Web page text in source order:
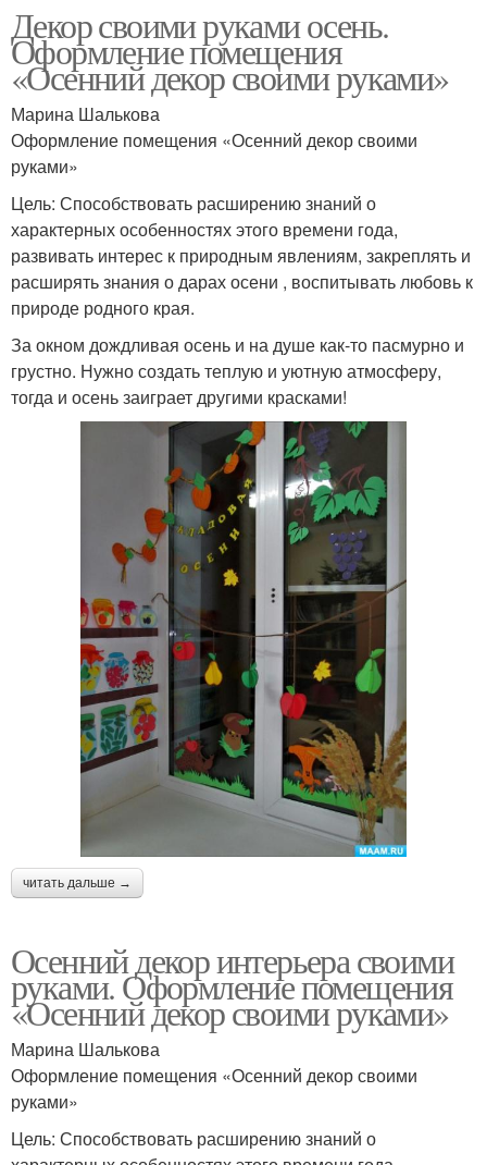
Декор своими руками осень.
Оформление помещения
«Осенний декор своими руками»
Марина Шалькова
Оформление помещения «Осенний декор своими
руками»
Цель: Способствовать расширению знаний о
характерных особенностях этого времени года,
развивать интерес к природным явлениям, закреплять и
расширять знания о дарах осени , воспитывать любовь к
природе родного края.
За окном дождливая осень и на душе как-то пасмурно и
грустно. Нужно создать теплую и уютную атмосферу,
тогда и осень заиграет другими красками!
читать дальше →
Осенний декор интерьера своими
руками. Оформление помещения
«Осенний декор своими руками»
Марина Шалькова
Оформление помещения «Осенний декор своими
руками»
Цель: Способствовать расширению знаний о